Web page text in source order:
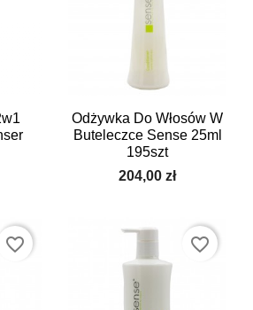
Odżywka Do Włosów W
Buteleczce Sense 25ml
195szt
204,00 zł
favorite_border favorite_border